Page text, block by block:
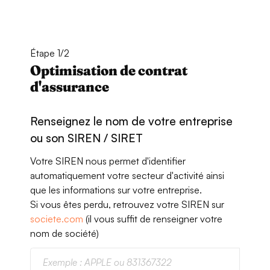
Étape 1/2
Optimisation de contrat
d'assurance
Renseignez le nom de votre entreprise
ou son SIREN / SIRET
Votre SIREN nous permet d'identifier
automatiquement votre secteur d'activité ainsi
que les informations sur votre entreprise.
Si vous êtes perdu, retrouvez votre SIREN sur
societe.com (il vous suffit de renseigner votre
nom de société)